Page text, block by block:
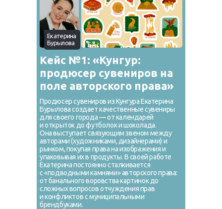
Кейс №1: «Кунгур:
продюсер сувениров на
поле авторского права»
Продюсер сувениров из Кунгура Екатерина
Бурылова создает качественные сувениры
для своего города — от календарей
и открыток до футболок и шоколада.
Она выступает связующим звеном между
авторами (художниками, дизайнерами) и
рынком, покупая права на изображения и
упаковывая их в продукты. В своей работе
Екатерина постоянно сталкивается
с «подводными камнями» авторского права:
от банального воровства картинок до
сложных вопросов отчуждения прав
и конфликтов с муниципальными
брендбуками.
Екатерина
Бурылова